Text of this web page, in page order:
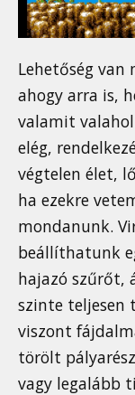
Lehetőség van
ahogy arra is,
valamit
elég,
végtelen élet,
ha ezekre
mondanunk.
beállíthatunk
hajazó szűrőt,
szinte teljesen
viszont
törölt
vagy legalább